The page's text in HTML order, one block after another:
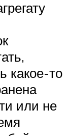
какое-то
или не